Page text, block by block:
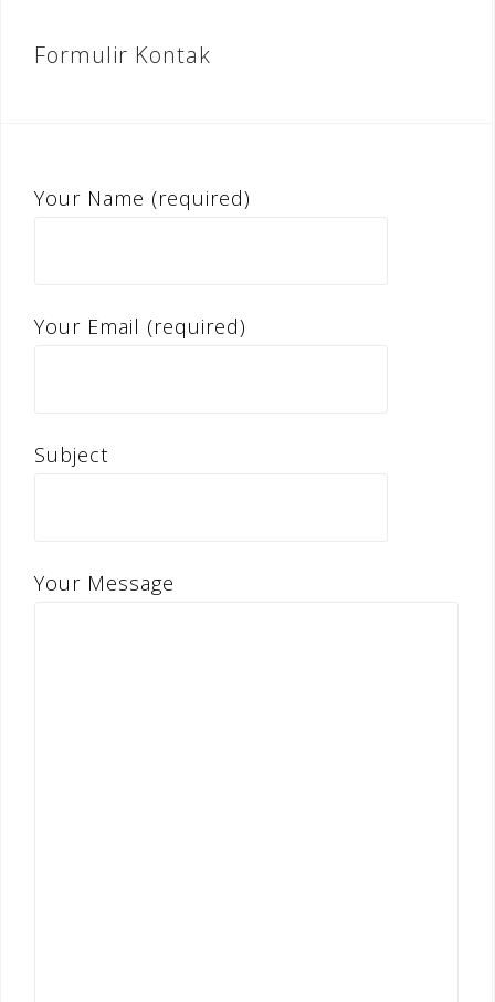
Formulir Kontak
Your Name (required)
Your Email (required)
Subject
Your Message